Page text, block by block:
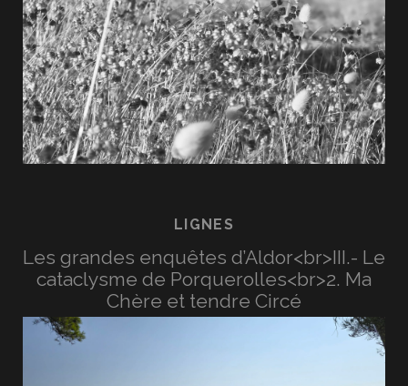
LIGNES
Les grandes enquêtes d’Aldor<br>III.- Le
cataclysme de Porquerolles<br>2. Ma
Chère et tendre Circé